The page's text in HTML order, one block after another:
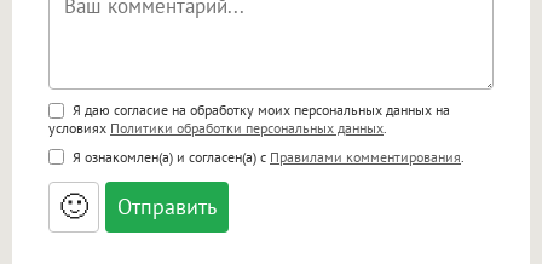
Поддержка HTML
<b>, <strong>, <u>, <i>, <em>, <s>, <big>,
<small>, <sup>, <sub>, <pre>, <ul>, <ol>, <li>,
<blockquote>, <code> экранирует HTML,
адреса URL автоматически становятся
ссылками, и [img]адрес[/img] будет
Я даю согласие на обработку моих персональных данных на
условиях Политики обработки персональных данных
Я ознакомлен(а) и согласен(а) с Правилами комментирования
🙂